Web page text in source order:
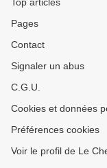
Pages
Contact
Signaler un abus
C.G.U.
Cookies et données
Préférences cookies
Voir le profil de Le